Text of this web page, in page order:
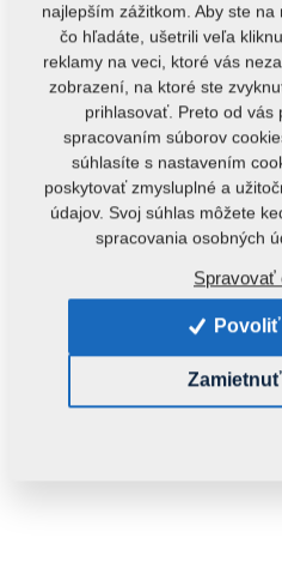
9003585
Tento diel je použiteľný aj
najlepším zážitkom. Aby ste
čo hľadáte, ušetrili veľa
reklamy na veci, ktoré vás
zobrazení, na ktoré ste
prihlasovať. Preto od vás
spracovaním súborov
súhlasíte s nastavením
poskytovať zmysluplné a
údajov. Svoj súhlas môžete
spracovania osobných
Spravovať